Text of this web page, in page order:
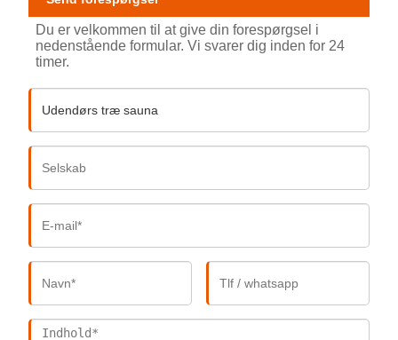
Du er velkommen til at give din forespørgsel i
nedenstående formular. Vi svarer dig inden for 24
timer.